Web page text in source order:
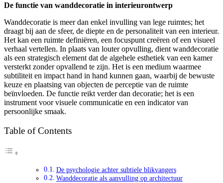
De functie van wanddecoratie in interieurontwerp
Wanddecoratie is meer dan enkel invulling van lege ruimtes; het
draagt bij aan de sfeer, de diepte en de personaliteit van een interieur.
Het kan een ruimte definiëren, een focuspunt creëren of een visueel
verhaal vertellen. In plaats van louter opvulling, dient wanddecoratie
als een strategisch element dat de algehele esthetiek van een kamer
versterkt zonder opvallend te zijn. Het is een medium waarmee
subtiliteit en impact hand in hand kunnen gaan, waarbij de bewuste
keuze en plaatsing van objecten de perceptie van de ruimte
beïnvloeden. De functie reikt verder dan decoratie; het is een
instrument voor visuele communicatie en een indicator van
persoonlijke smaak.
Table of Contents
De psychologie achter subtiele blikvangers
Wanddecoratie als aanvulling op architectuur